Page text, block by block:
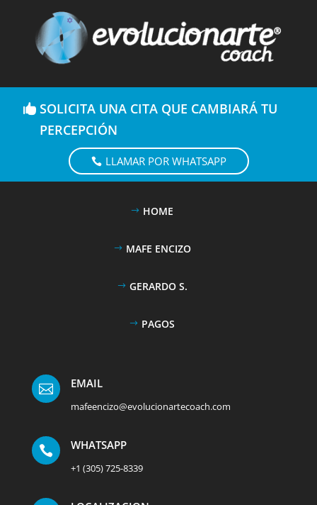
SOLICITA UNA CITA QUE CAMBIARÁ TU
PERCEPCIÓN
LLAMAR POR WHATSAPP
HOME
MAFE ENCIZO
GERARDO S.
PAGOS
 EMAIL
mafeencizo@evolucionartecoach.com
 WHATSAPP
+1 (305) 725-8339